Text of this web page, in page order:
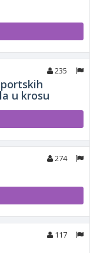
235
u krosu
274
117